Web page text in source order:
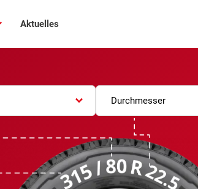
Aktuelles
Durchmesser